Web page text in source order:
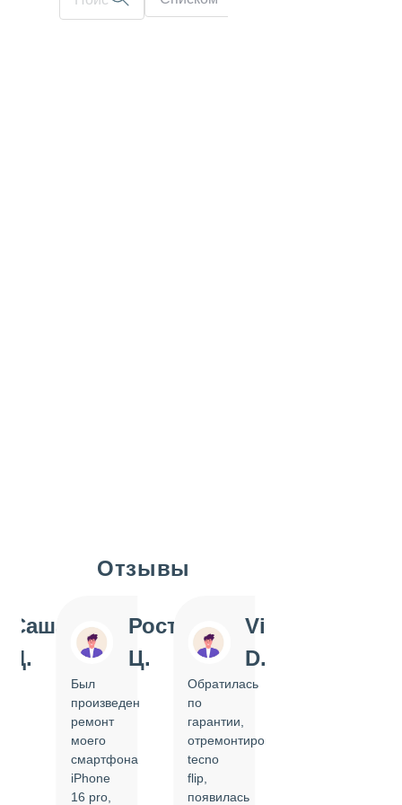
Отзывы
Саша
Д.
Ростислав
Ц.
Был
произведен
ремонт
моего
смартфона
iPhone
16 pro,
Vi
D.
Обратилась
по
гарантии,
отремонтировать
tecno
flip,
появилась